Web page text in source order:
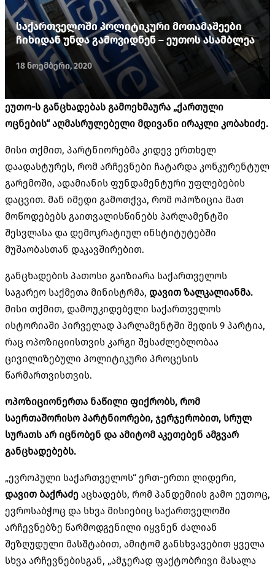
საქართველოში პოლიტიკური მოთამაშეები
ჩიხიდან უნდა გამოვიდნენ – ეუთოს ასამბლეა
18 ნოემბერი, 2020
ეუთო-ს განცხადებას გამოეხმაურა „ქართული
ოცნების“ აღმასრულებელი მდივანი ირაკლი კობახიძე.
მისი თქმით, პარტნიორებმა კიდევ ერთხელ
დაადასტურეს, რომ არჩევნები ჩატარდა კონკურენტულ
გარემოში, ადამიანის ფუნდამენტური უფლებების
დაცვით. მან იმედი გამოთქვა, რომ ოპოზიცია მათ
მოწოდებებს გაითვალისწინებს პარლამენტში
შესვლასა და დემოკრატიულ ინსტიტუტებში
მუშაობასთან დაკავშირებით.
განცხადების პათოსი გაიზიარა საქართველოს
საგარეო საქმეთა მინისტრმა, დავით ზალკალიანმა.
მისი თქმით, დამოუკიდებელი საქართველოს
ისტორიაში პირველად პარლამენტში შედის 9 პარტია,
რაც ოპოზიციისთვის კარგი შესაძლებლობაა
ცივილიზებული პოლიტიკური პროცესის
წარმართვისთვის.
ოპოზიციონერთა ნაწილი ფიქრობს, რომ
საერთაშორისო პარტნიორები, ჯერჯერობით, სრულ
სურათს არ იცნობენ და ამიტომ აკეთებენ ამგვარ
განცხადებებს.
„ევროპული საქართველოს“ ერთ-ერთი ლიდერი,
დავით ბაქრაძე აცხადებს, რომ პანდემიის გამო ეუთოც,
ევროსაბჭოც და სხვა მისიებიც საქართველოში
არჩევნებზე წარმოდგენილი იყვნენ ძალიან
შეზღუდული მასშტაბით, ამიტომ განსხვავებით ყველა
სხვა არჩევნებისგან, „ამჯერად ფაქტობრივი მასალა